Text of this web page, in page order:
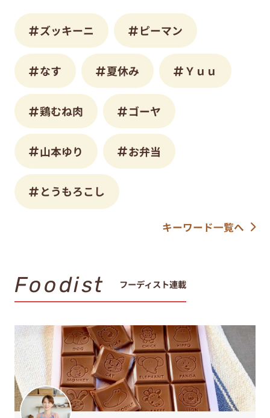
ズッキーニ ピーマン
なす 夏休み Ｙｕｕ
鶏むね肉 ゴーヤ
山本ゆり お弁当
とうもろこし
キーワード一覧へ
Foodist フーディスト連載